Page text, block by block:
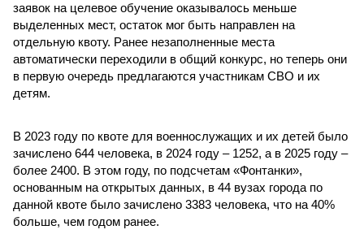
заявок на целевое обучение оказывалось меньше
выделенных мест, остаток мог быть направлен на
отдельную квоту. Ранее незаполненные места
автоматически переходили в общий конкурс, но теперь они
в первую очередь предлагаются участникам СВО и их
детям.
В 2023 году по квоте для военнослужащих и их детей было
зачислено 644 человека, в 2024 году – 1252, а в 2025 году –
более 2400. В этом году, по подсчетам «Фонтанки»,
основанным на открытых данных, в 44 вузах города по
данной квоте было зачислено 3383 человека, что на 40%
больше, чем годом ранее.